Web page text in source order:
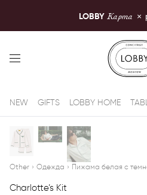
LOBBY Карта ×
NEW GIFTS LOBBY HOME
Other › Одежда › Пижама белая с
Charlotte’s Kit